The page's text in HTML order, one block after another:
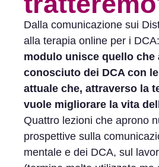
Dalla comunicazione sui
alla terapia online per i DCA:
modulo unisce quello che
conosciuto dei DCA con
attuale che, attraverso la
vuole migliorare la vita
Quattro lezioni che aprono
prospettive sulla
mentale e dei DCA, sul